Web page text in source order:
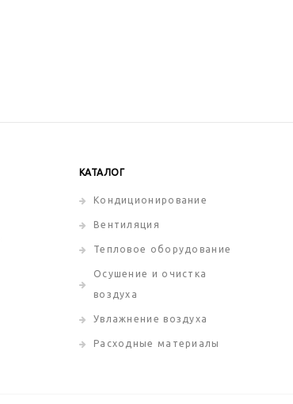
КАТАЛОГ
Кондиционирование
Вентиляция
Тепловое оборудование
Осушение и очистка
воздуха
Увлажнение воздуха
Расходные материалы